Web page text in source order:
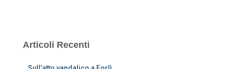
Articoli Recenti